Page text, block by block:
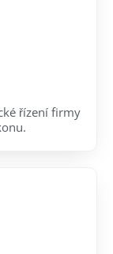
řízení firmy